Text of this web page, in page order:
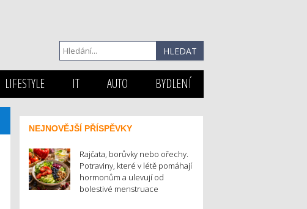
LIFESTYLE IT AUTO BYDLENÍ
NEJNOVĚJŠÍ PŘÍSPĚVKY
Rajčata, borůvky nebo ořechy.
Potraviny, které v létě pomáhají
hormonům a ulevují od
bolestivé menstruace